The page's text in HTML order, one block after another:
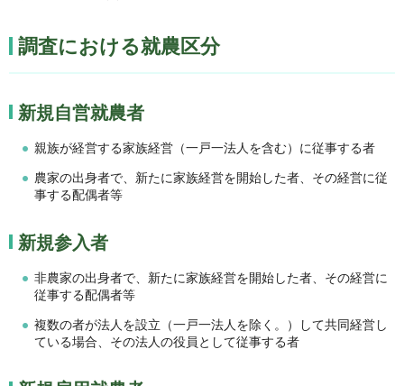
調査における就農区分
新規自営就農者
親族が経営する家族経営（一戸一法人を含む）に従事する者
農家の出身者で、新たに家族経営を開始した者、その経営に従
事する配偶者等
新規参入者
非農家の出身者で、新たに家族経営を開始した者、その経営に
従事する配偶者等
複数の者が法人を設立（一戸一法人を除く。）して共同経営し
ている場合、その法人の役員として従事する者